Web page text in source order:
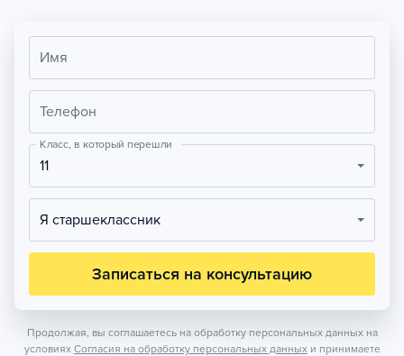
Имя
Телефон
Класс, в который перешли
11
Я старшеклассник
Записаться на консультацию
Продолжая, вы соглашаетесь на обработку персональных данных на
условиях Согласия на обработку персональных данных и принимаете